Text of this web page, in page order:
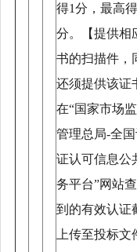
得1分，最高
分。【提供相
书的扫描件，
还须提供该证
在“国家市场
管理总局-全国
证认可信息公
务平台”网站
到的有效认证
上传至投标文